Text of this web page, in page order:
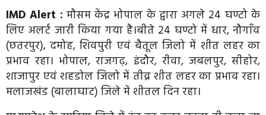
IMD Alert : मौसम केंद्र भोपाल के द्वारा अगले 24 घण्टो के
लिए अलर्ट जारी किया गया है।बीते 24 घण्टो में धार, नौगाँव
(छतरपुर), दमोह, शिवपुरी एवं बैतूल जिलो में शीत लहर का
प्रभाव रहा। भोपाल, राजगढ़, इंदौर, रीवा, जबलपुर, सीहोर,
शाजापुर एवं शहडोल जिलो में तीव्र शीत लहर का प्रभाव रहा।
मलाजखंड (बालाघाट) जिले में शीतल दिन रहा।